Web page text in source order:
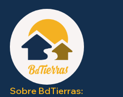
Sobre BdTierras: